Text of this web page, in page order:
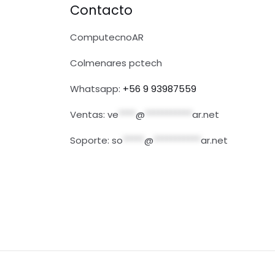
Contacto
ComputecnoAR
Colmenares pctech
Whatsapp: +56 9 93987559
Ventas: ve @
ar.net
Soporte: so @ ar.net